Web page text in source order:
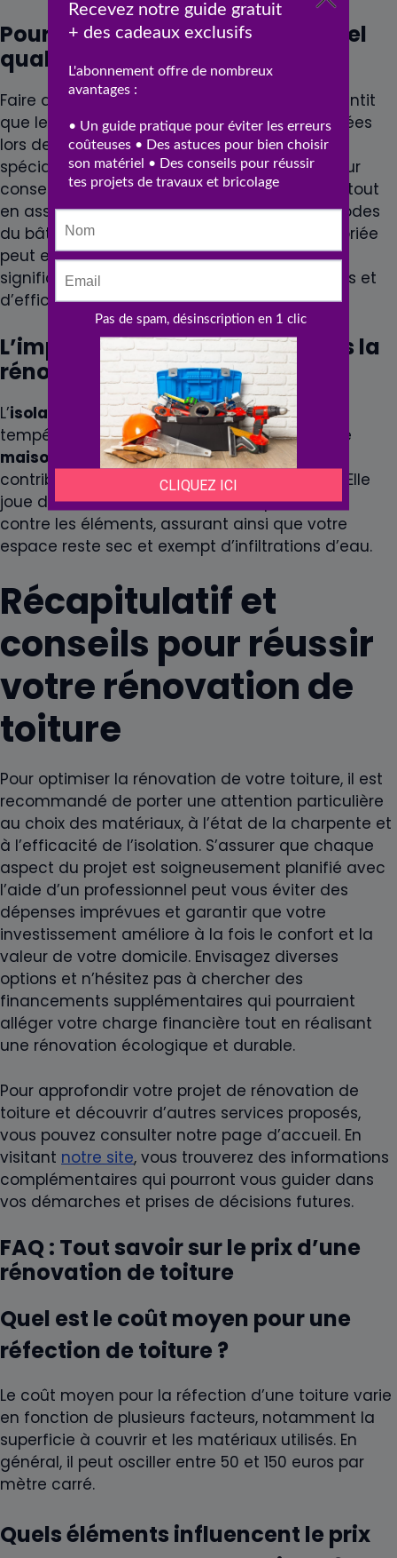
Pourquoi choisir un professionnel
qualifié ?
Faire appel à uncouvreur
professionnel garantit
que les normes les plus élevées sont respectées
lors de larénovationde votretoiture. Ce
spécialiste possède l’expertise nécessaire pour
conseiller sur le meilleur choix demateriaux
, tout
en assurant une installation conforme aux codes
du bâtiment locaux. Une installation inappropriée
peut entraîner des coûts supplémentaires
significatifs en matière de réparations futures et
d’efficacité énergétique.
L’importance de l’isolation dans la
rénovation de toiture
L’isolation
est essentielle pour maintenir une
température confortable à l’intérieur de votre
maison
, réduire les coûts de chauffage et
contribuer à un environnement plus durable. Elle
joue de même un rôle clé dans la protection
contre les éléments, assurant ainsi que votre
espace reste sec et exempt d’infiltrations d’eau.
Récapitulatif et
conseils pour réussir
votre rénovation de
toiture
Pour optimiser la rénovation de votre toiture, il est
recommandé de porter une attention particulière
au choix des matériaux, à l’état de la charpente et
à l’efficacité de l’isolation. S’assurer que chaque
aspect du projet est soigneusement planifié avec
l’aide d’un professionnel peut vous éviter des
dépenses imprévues et garantir que votre
investissement améliore à la fois le confort et la
valeur de votre domicile. Envisagez diverses
options et n’hésitez pas à chercher des
financements supplémentaires qui pourraient
alléger votre charge financière tout en réalisant
une rénovation écologique et durable.
Pour approfondir votre projet de rénovation de
toiture et découvrir d’autres services proposés,
vous pouvez consulter notre page d’accueil. En
visitant notre site, vous trouverez des informations
complémentaires qui pourront vous guider dans
vos démarches et prises de décisions futures.
FAQ : Tout savoir sur le prix d’une
rénovation de toiture
Quel est le coût moyen pour une
réfection de toiture ?
Le coût moyen pour la réfection d’une toiture varie
en fonction de plusieurs facteurs, notamment la
superficie à couvrir et les matériaux utilisés. En
général, il peut osciller entre 50 et 150 euros par
mètre carré.
Quels éléments influencent le prix